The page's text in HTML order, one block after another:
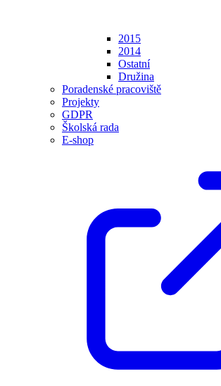
2015
2014
Ostatní
Družina
Poradenské pracoviště
Projekty
GDPR
Školská rada
E-shop